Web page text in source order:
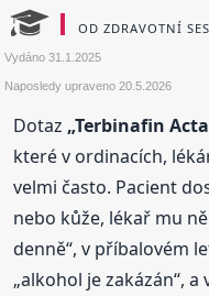
OD ZDRAVOTNÍ
Vydáno31.1.2025
Naposledy upraveno20.5.2026
Dotaz „Terbinafin
které v ordinacích,
velmi často. Pacient
nebo kůže, lékař mu
denně“, v příbalovém
„alkohol je zakázán“,